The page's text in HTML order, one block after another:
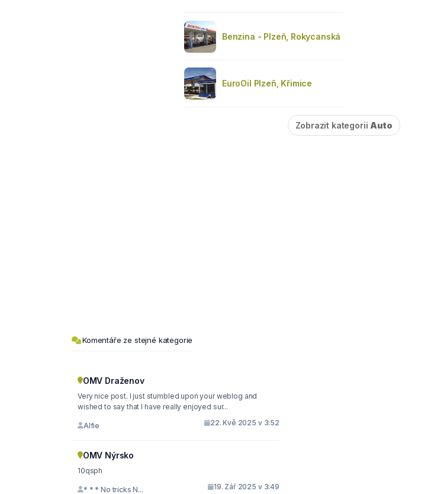
Benzina - Plzeň, Rokycanská
EuroOil Plzeň, Křimice
Zobrazit kategorii Auto
Komentáře ze stejné kategorie
OMV Draženov
Very nice post. I just stumbled upon your weblog and
wished to say that I have really enjoyed sur...
Alfie 22. Kvě 2025 v 3:52
OMV Nýrsko
10qsph
* * * No tricks N... 19. Zář 2025 v 3:49